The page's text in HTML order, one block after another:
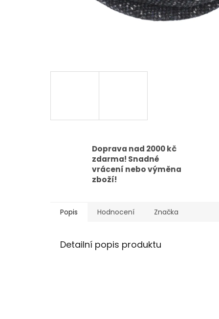
Doprava nad 2000 kč
zdarma! Snadné
vrácení nebo výměna
zboží!
Popis Hodnocení Značka
Detailní popis produktu